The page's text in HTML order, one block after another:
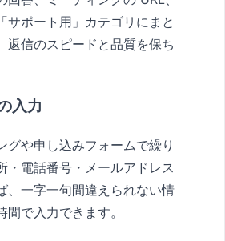
サポート用」カテゴリにまと
返信のスピードと品質を保ち
入力
グや申し込みフォームで繰り
・電話番号・メールアドレス
、一字一句間違えられない情
で入力できます。